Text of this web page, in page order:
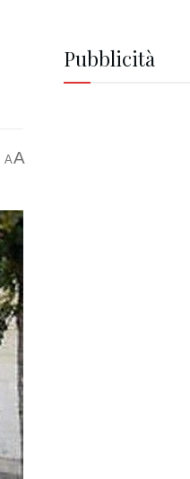
AA
Pubblicità